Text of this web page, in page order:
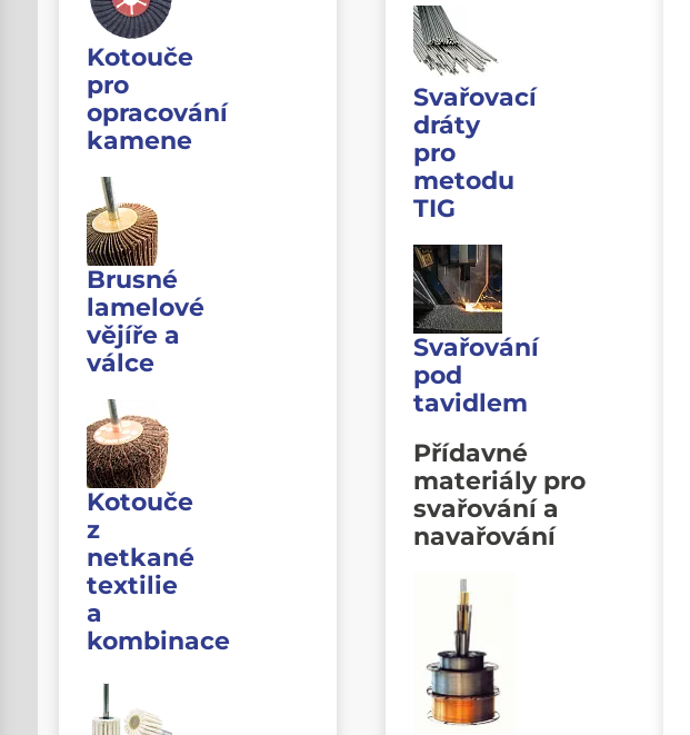
Kotouče
pro
opracování
kamene
Brusné
lamelové
vějíře a
válce
Kotouče
z
netkané
textilie
a
kombinace
Svařovací
dráty
pro
metodu
TIG
Svařování
pod
tavidlem
Přídavné
materiály pro
svařování a
navařování